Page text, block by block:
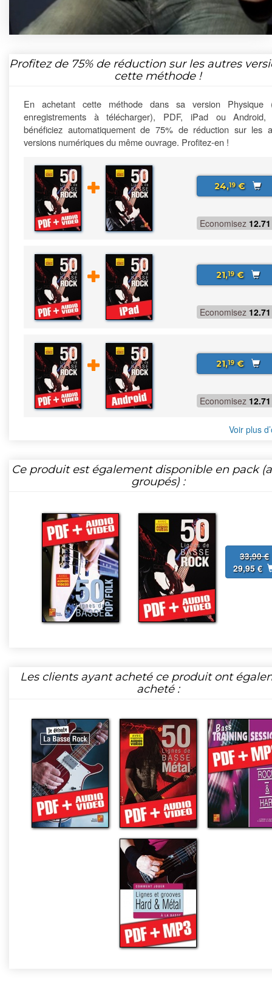
Profitez de 75%de réduction sur les autres
cette méthode !
En achetant cette méthode dans sa version Physique
enregistrements à télécharger), PDF, iPad ou Android,
bénéficiez automatiquement de 75% de réduction sur les
versions numériques du même ouvrage. Profitez-en !
24,19€
Economisez 12.71
21,19€
Economisez 12.71
21,19€
Economisez 12.71
Voir plus
Ce produit est également disponible en pack
groupés) :
33,90 €
29,95 €
Les clients ayant acheté ce produit ont
acheté :